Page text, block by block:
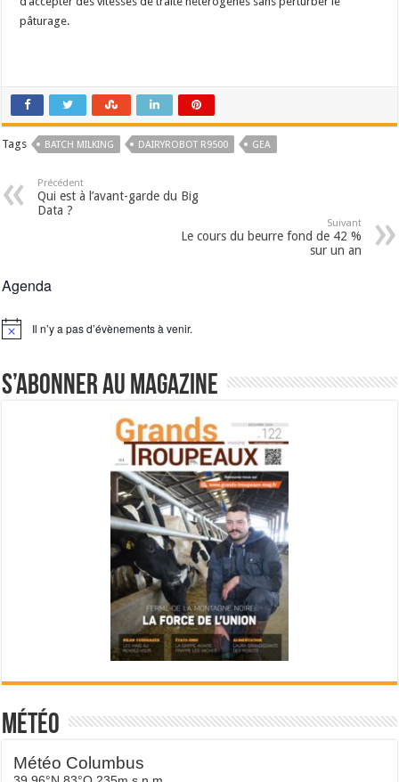
pâturage.
Tags BATCH MILKING DAIRYROBOT R9500 GEA
Précédent
Qui est à l’avant-garde du Big
Data ?
Suivant
Le cours du beurre fond de 42 %
sur un an
Agenda
Notice Il n’y a pas d’évènements à venir.
S’abonner au magazine
Météo